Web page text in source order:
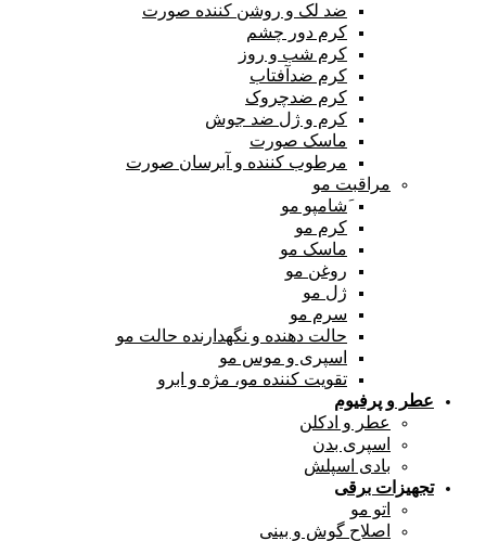
ضد لک و روشن کننده صورت
کرم دور چشم
کرم شب و روز
کرم ضدآفتاب
کرم ضدچروک
کرم و ژل ضد جوش
ماسک صورت
مرطوب کننده و آبرسان صورت
مراقبت مو
َشامپو مو
کرم مو
ماسک مو
روغن مو
ژل مو
سرم مو
حالت دهنده و نگهدارنده حالت مو
اسپری و موس مو
تقویت کننده مو، مژه و ابرو
عطر و پرفیوم
عطر و ادکلن
اسپری بدن
بادی اسپلش
تجهیزات برقی
اتو مو
اصلاح گوش و بینی